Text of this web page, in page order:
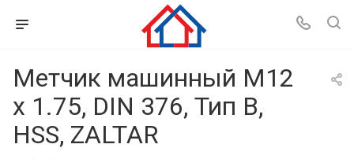
Метчик машинный M12
x 1.75, DIN 376, Тип B,
HSS, ZALTAR